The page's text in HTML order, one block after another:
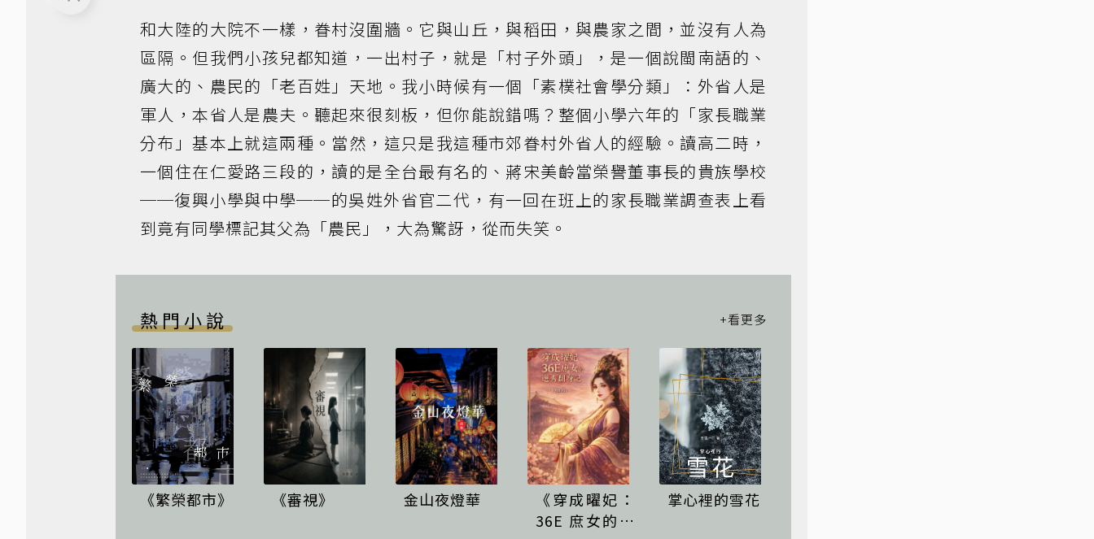
和大陸的大院不一樣，眷村沒圍牆。它與山丘，與稻田，與農家之間，並沒有人為
區隔。但我們小孩兒都知道，一出村子，就是「村子外頭」，是一個說閩南語的、
廣大的、農民的「老百姓」天地。我小時候有一個「素樸社會學分類」：外省人是
軍人，本省人是農夫。聽起來很刻板，但你能說錯嗎？整個小學六年的「家長職業
分布」基本上就這兩種。當然，這只是我這種市郊眷村外省人的經驗。讀高二時，
一個住在仁愛路三段的，讀的是全台最有名的、蔣宋美齡當榮譽董事長的貴族學校
──復興小學與中學──的吳姓外省官二代，有一回在班上的家長職業調查表上看
到竟有同學標記其父為「農民」，大為驚訝，從而失笑。
熱門小說
《繁榮都市》 《審視》 金山夜燈華
《穿成曜妃：
36E 庶女的選
掌心裡的雪花